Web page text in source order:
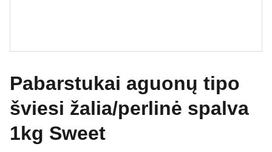
Pabarstukai aguonų tipo
šviesi žalia/perlinė spalva
1kg Sweet